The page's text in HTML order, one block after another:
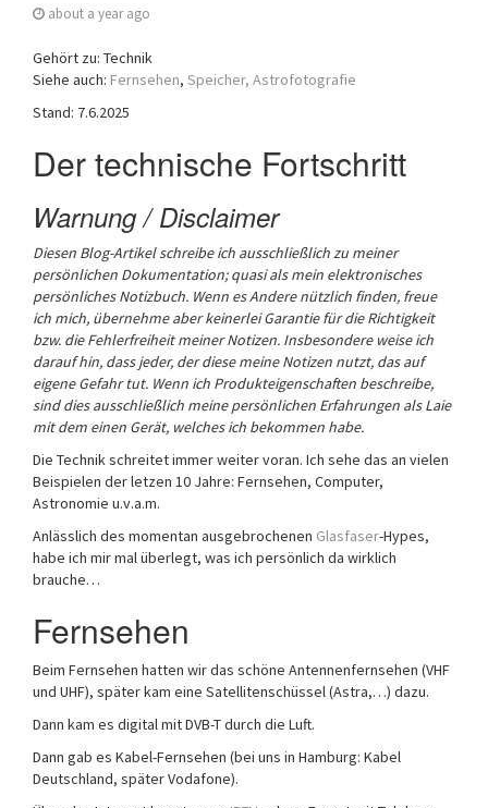
about a year ago
Gehört zu: Technik
Siehe auch: Fernsehen, Speicher, Astrofotografie
Stand: 7.6.2025
Der technische Fortschritt
Warnung / Disclaimer
Diesen Blog-Artikel schreibe ich ausschließlich zu meiner
persönlichen Dokumentation; quasi als mein elektronisches
persönliches Notizbuch. Wenn es Andere nützlich finden, freue
ich mich, übernehme aber keinerlei Garantie für die Richtigkeit
bzw. die Fehlerfreiheit meiner Notizen. Insbesondere weise ich
darauf hin, dass jeder, der diese meine Notizen nutzt, das auf
eigene Gefahr tut. Wenn ich Produkteigenschaften beschreibe,
sind dies ausschließlich meine persönlichen Erfahrungen als Laie
mit dem einen Gerät, welches ich bekommen habe.
Die Technik schreitet immer weiter voran. Ich sehe das an vielen
Beispielen der letzen 10 Jahre: Fernsehen, Computer,
Astronomie u.v.a.m.
Anlässlich des momentan ausgebrochenen Glasfaser-Hypes,
habe ich mir mal überlegt, was ich persönlich da wirklich
brauche…
Fernsehen
Beim Fernsehen hatten wir das schöne Antennenfernsehen (VHF
und UHF), später kam eine Satellitenschüssel (Astra,…) dazu.
Dann kam es digital mit DVB-T durch die Luft.
Dann gab es Kabel-Fernsehen (bei uns in Hamburg: Kabel
Deutschland, später Vodafone).